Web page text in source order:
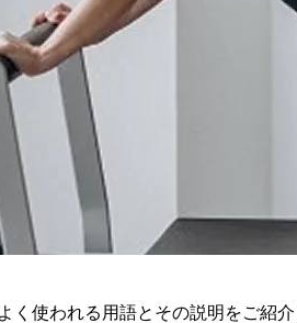
く使われる用語とその説明をご紹